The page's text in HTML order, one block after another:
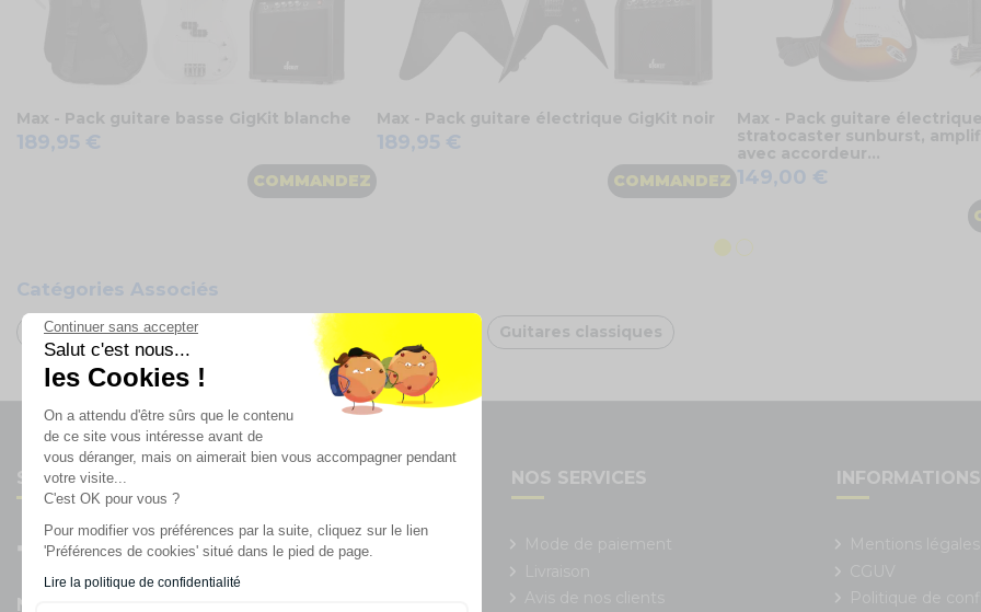
Continuer sans accepter
Salut c'est nous...
les Cookies !
On a attendu d'être sûrs que le contenu
de ce site vous intéresse avant de
vous déranger, mais on aimerait bien vous accompagner pendant
votre visite...
C'est OK pour vous ?
Pour modifier vos préférences par la suite, cliquez sur le lien
'Préférences de cookies' situé dans le pied de page.
Lire la politique de confidentialité
Max - Pack guitare basse GigKit blanche
189,95 €
COMMANDEZ
Max - Pack guitare électrique GigKit noir
189,95 €
COMMANDEZ
Max - Pack guitare
stratocaster sunburst,
avec accordeur...
149,00 €
Catégories Associés
Sonorisation & Lumières Instruments de musique Guitares classiques
Suivez-nous
Newsletter
NOS SERVICES INFORMATIONS